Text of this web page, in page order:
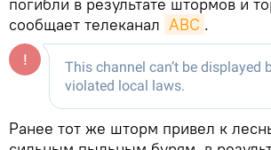
сообщает телеканал АВС .
Ранее тот же шторм привел к